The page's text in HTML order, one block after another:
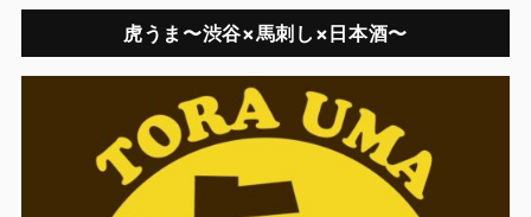
虎うま〜渋谷×馬刺し×日本酒〜